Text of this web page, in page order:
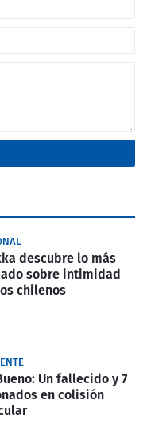
descubre lo más
sobre intimidad
chilenos
Un fallecido y 7
en colisión